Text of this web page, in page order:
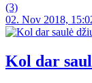
(3)
02. Nov 2018,
Kol dar